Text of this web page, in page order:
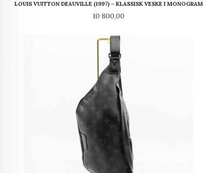
LOUIS VUITTON DEAUVILLE (1997) – KLASSISK VESKE I MONOGRAM
Pris
10 800,00